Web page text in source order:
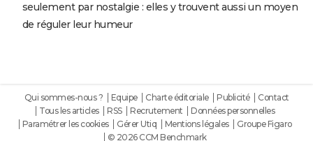
seulement par nostalgie : elles y trouvent aussi un moyen
de réguler leur humeur
Qui sommes-nous ? Equipe Charte éditoriale Publicité
Contact
Tous les articles
RSS Recrutement
Données personnelles
Paramétrer les cookies
Gérer Utiq Mentions légales
Groupe Figaro
© 2026 CCM Benchmark